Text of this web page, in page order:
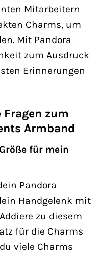
Mitarbeitern
Charms, um
Mit Pandora
zum Ausdruck
Erinnerungen
Fragen zum
Armband
für mein
Pandora
Handgelenk mit
zu diesem
für die Charms
viele Charms